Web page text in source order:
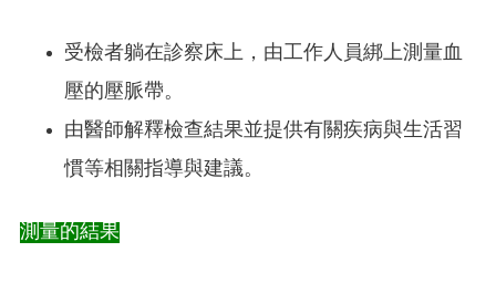
受檢者躺在診察床上，由工作人員綁上測量血
壓的壓脈帶。
由醫師解釋檢查結果並提供有關疾病與生活習
慣等相關指導與建議。
測量的結果